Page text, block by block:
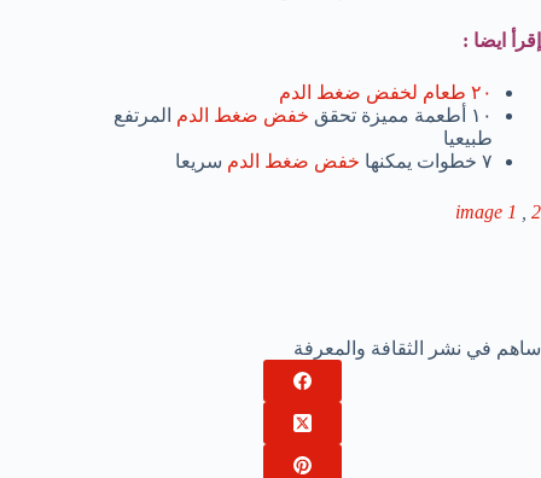
إقرأ ايضا :
٢٠ طعام لخفض ضغط الدم
١٠ أطعمة مميزة تحقق
خفض ضغط الدم المرتفع
طبيعيا
٧ خطوات يمكنها
خفض ضغط الدم سريعا
image 1 2
ساهم في نشر الثقافة والمعرفة